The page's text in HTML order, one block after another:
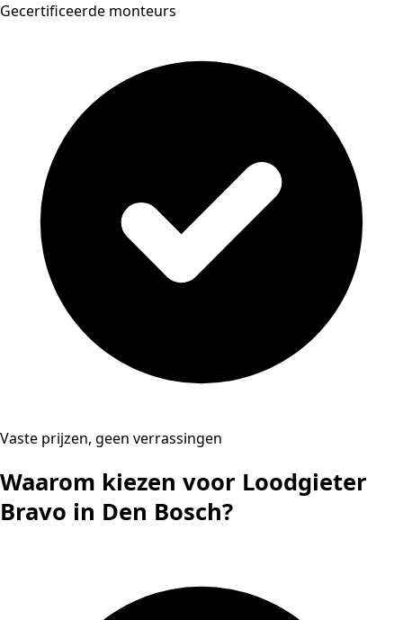
Gecertificeerde monteurs
Vaste prijzen, geen verrassingen
Waarom kiezen voor Loodgieter
Bravo in Den Bosch?